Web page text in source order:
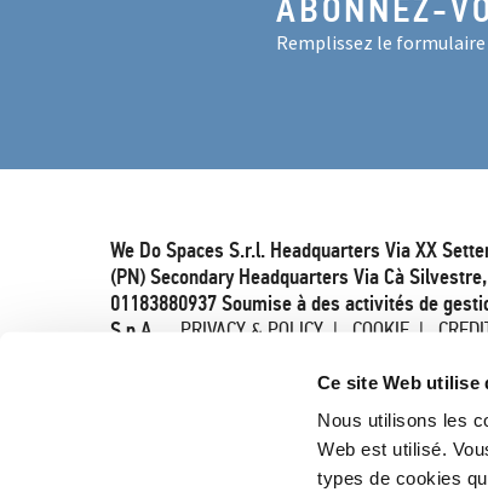
Ce site Web utilise
Nous utilisons les
Web est utilisé.
types de cookies
ABONNEZ-
Remplissez le formulaire
We Do Spaces S.r.l. Headquarters Via XX
(PN) Secondary Headquarters Via Cà
01183880937 Soumise à des activités de
S.p.A.
PRIVACY & POLICY COOKIE